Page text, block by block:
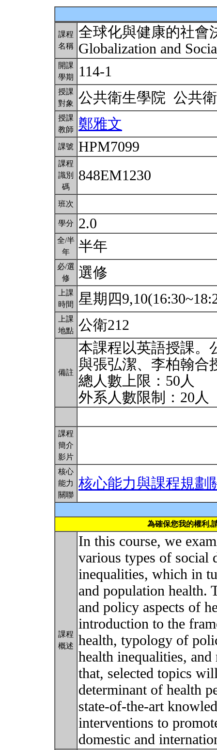
課程
名稱
全球化與健康的社會
Globalization and
開課
學期
114-1
授課
對象
公共衛生學院 公共
授課
教師
鄭雅文
課號 HPM7099
課程
識別
碼
848EM1230
班次
學分 2.0
全/半
年
半年
必/選
修
選修
上課
時間
星期四
上課
地點 公衛212
備註
本課程以英語授課。
與張弘潔、李柏翰合
總人數上限：50人
外系人數限制：20人
課程
簡介
影片
核心
能力
關聯
核心能力與課程規劃
為確保您我的權利,
課程
概述
In this course, we
various types of social
inequalities, which in
and population health.
and policy aspects of
introduction to the
health, typology of
health inequalities,
that, selected topics
determinant of health
state-of-the-art
interventions to
domestic and